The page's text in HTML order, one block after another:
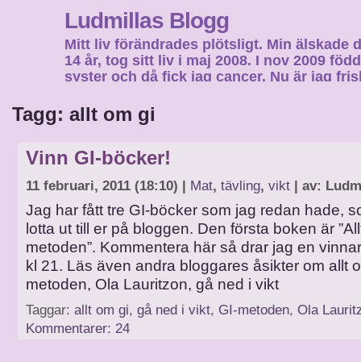
Ludmillas Blogg
Mitt liv förändrades plötsligt. Min älskade
14 år, tog sitt liv i maj 2008. I nov 2009
syster och då fick jag cancer. Nu är jag
Tagg: allt om gi
Vinn GI-böcker!
11 februari, 2011 (18:10) | Mat, tävling, vikt | av:
Jag har fått tre GI-böcker som jag redan hade,
lotta ut till er på bloggen. Den första boken är
metoden”. Kommentera här så drar jag en
kl 21. Läs även andra bloggares åsikter om allt
metoden, Ola Lauritzon, gå ned i vikt
Taggar: allt om gi, gå ned i vikt, GI-metoden, Ola
Kommentarer: 24